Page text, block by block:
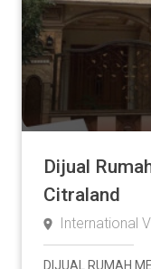
Dijual
Citraland
International
DIJUAL RUMAH